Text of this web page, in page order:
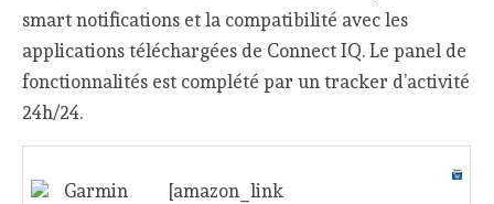
smart notifications et la compatibilité avec les
applications téléchargées de Connect IQ. Le panel de
fonctionnalités est complété par un tracker d’activité
24h/24.
Garmin
[amazon_link